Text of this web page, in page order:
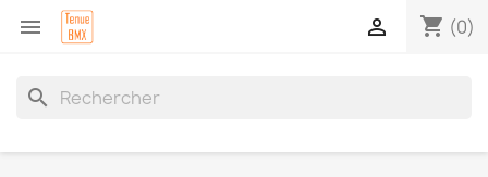
 shopping_cart (0)

search